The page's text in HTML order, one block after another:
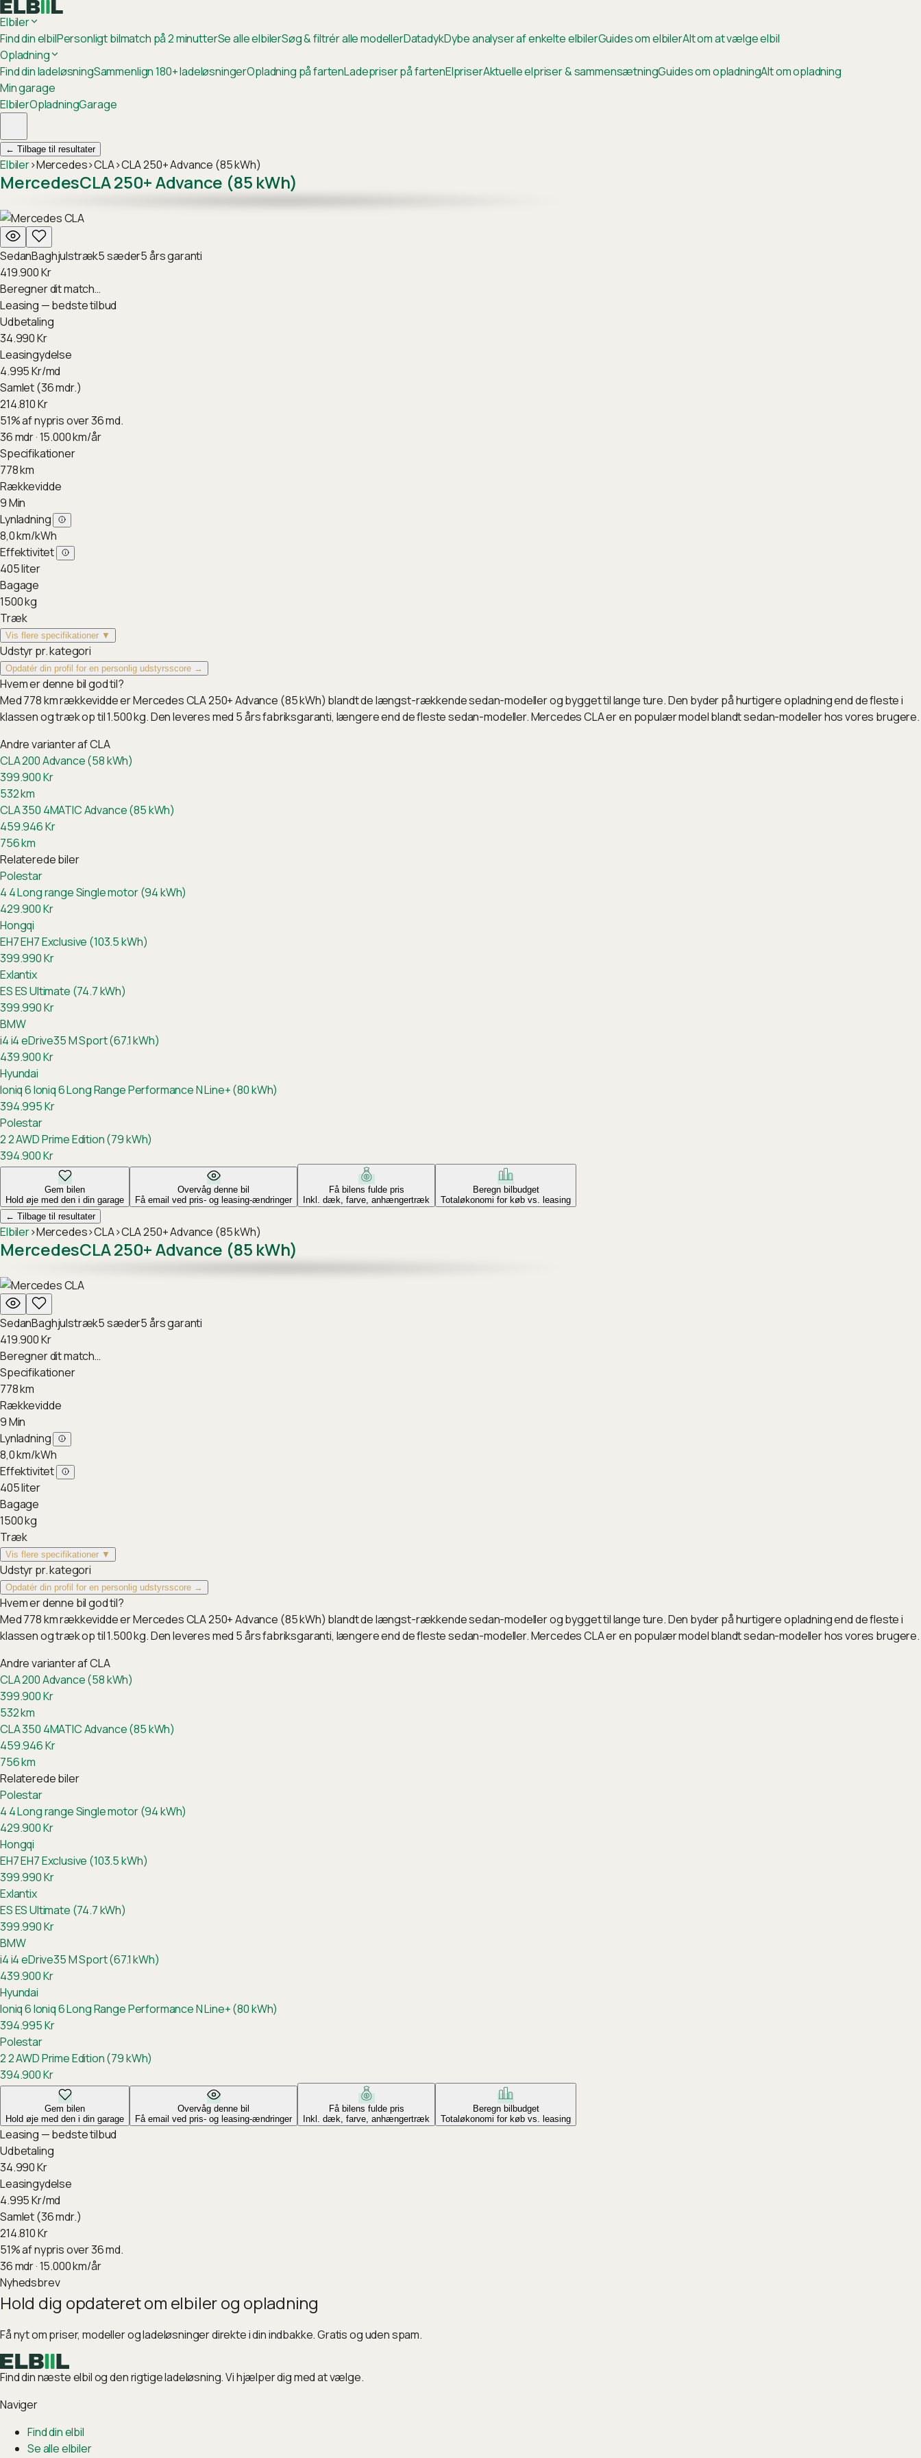
Elbiler
Find din elbilPersonligt bilmatch på 2 minutterSe alle elbilerSøg & filtrér alle modellerDatadykDybe analyser af enkelte elbilerGuides om elbilerAlt om at vælge elbil
Opladning
Find din ladeløsningSammenlign 180+ ladeløsningerOpladning på fartenLadepriser på fartenElpriserAktuelle elpriser & sammensætningGuides om opladningAlt om opladning
Min garage
ElbilerOpladningGarage
← Tilbage til resultater
Elbiler›Mercedes›CLA›CLA 250+ Advance (85 kWh)
MercedesCLA 250+ Advance (85 kWh)
SedanBaghjulstræk5sæder5års garanti
419.900Kr
Beregner dit match…
Leasing — bedste tilbud
Udbetaling
34.990Kr
Leasingydelse
4.995Kr/md
Samlet (36 mdr.)
214.810Kr
51%af nypris over 36 md.
36mdr ·15.000km/år
Specifikationer
778km
Rækkevidde
9Min
Lynladning
8,0km/kWh
Effektivitet
405liter
Bagage
1500kg
Træk
Vis flere specifikationer ▼
Udstyr pr. kategori
Opdatér din profil for en personlig udstyrsscore →
Hvem er denne bil god til?
Med 778 km rækkevidde er Mercedes CLA 250+ Advance (85 kWh) blandt de længst-rækkende sedan-modeller og bygget til lange ture. Den byder på hurtigere opladning end de fleste i
klassen og træk op til 1.500 kg. Den leveres med 5 års fabriksgaranti, længere end de fleste sedan-modeller. Mercedes CLA er en populær model blandt sedan-modeller hos vores brugere.
Andre varianter afCLA
CLA 200 Advance (58 kWh)
399.900Kr
532km
CLA 350 4MATIC Advance (85 kWh)
459.946Kr
756km
Relaterede biler
Polestar
4 4 Long range Single motor (94 kWh)
429.900Kr
Hongqi
EH7EH7 Exclusive (103.5 kWh)
399.990Kr
Exlantix
ESES Ultimate (74.7 kWh)
399.990Kr
BMW
i4i4 eDrive35 M Sport (67.1 kWh)
439.900Kr
Hyundai
Ioniq 6Ioniq 6 Long Range Performance N Line+ (80 kWh)
394.995Kr
Polestar
22 AWD Prime Edition (79 kWh)
394.900Kr
Gem bilen
Hold øje med den i din garage
Overvåg denne bil
Få email ved pris- og leasing-ændringer
Få bilens fulde pris
Inkl. dæk, farve, anhængertræk
Beregn bilbudget
Totaløkonomi for køb vs. leasing
← Tilbage til resultater
Elbiler›Mercedes›CLA›CLA 250+ Advance (85 kWh)
MercedesCLA 250+ Advance (85 kWh)
SedanBaghjulstræk5sæder5års garanti
419.900Kr
Beregner dit match…
Specifikationer
778km
Rækkevidde
9Min
Lynladning
8,0km/kWh
Effektivitet
405liter
Bagage
1500kg
Træk
Vis flere specifikationer ▼
Udstyr pr. kategori
Opdatér din profil for en personlig udstyrsscore →
Hvem er denne bil god til?
Med 778 km rækkevidde er Mercedes CLA 250+ Advance (85 kWh) blandt de længst-rækkende sedan-modeller og bygget til lange ture. Den byder på hurtigere opladning end de fleste i
klassen og træk op til 1.500 kg. Den leveres med 5 års fabriksgaranti, længere end de fleste sedan-modeller. Mercedes CLA er en populær model blandt sedan-modeller hos vores brugere.
Andre varianter afCLA
CLA 200 Advance (58 kWh)
399.900Kr
532km
CLA 350 4MATIC Advance (85 kWh)
459.946Kr
756km
Relaterede biler
Polestar
4 4 Long range Single motor (94 kWh)
429.900Kr
Hongqi
EH7EH7 Exclusive (103.5 kWh)
399.990Kr
Exlantix
ESES Ultimate (74.7 kWh)
399.990Kr
BMW
i4i4 eDrive35 M Sport (67.1 kWh)
439.900Kr
Hyundai
Ioniq 6Ioniq 6 Long Range Performance N Line+ (80 kWh)
394.995Kr
Polestar
22 AWD Prime Edition (79 kWh)
394.900Kr
Gem bilen
Hold øje med den i din garage
Overvåg denne bil
Få email ved pris- og leasing-ændringer
Få bilens fulde pris
Inkl. dæk, farve, anhængertræk
Beregn bilbudget
Totaløkonomi for køb vs. leasing
Leasing — bedste tilbud
Udbetaling
34.990Kr
Leasingydelse
4.995Kr/md
Samlet (36 mdr.)
214.810Kr
51%af nypris over 36 md.
36mdr ·15.000km/år
Nyhedsbrev
Hold dig opdateret om elbiler og opladning
Få nyt om priser, modeller og ladeløsninger direkte i din indbakke. Gratis og uden spam.
Find din næste elbil og den rigtige ladeløsning. Vi hjælper dig med at vælge.
Naviger
Find din elbil
Se alle elbiler